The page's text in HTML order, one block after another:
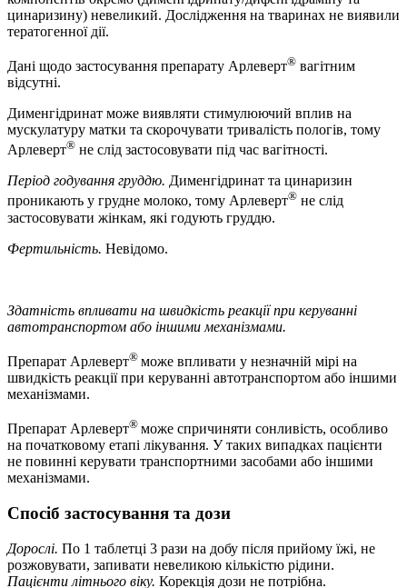
цинаризину) невеликий. Дослідження на тваринах не виявили
тератогенної дії.
Дані щодо застосування препарату Арлеверт® вагітним
відсутні.
Дименгідринат може виявляти стимулюючий вплив на
мускулатуру матки та скорочувати тривалість пологів, тому
Арлеверт® не слід застосовувати під час вагітності.
Період годування груддю. Дименгідринат та цинаризин
проникають у грудне молоко, тому Арлеверт® не слід
застосовувати жінкам, які годують груддю.
Фертильність. Невідомо.
Здатність впливати на швидкість реакції при керуванні
автотранспортом або іншими механізмами.
Препарат Арлеверт® може впливати у незначній мірі на
швидкість реакції при керуванні автотранспортом або іншими
механізмами.
Препарат Арлеверт® може спричиняти сонливість, особливо
на початковому етапі лікування. У таких випадках пацієнти
не повинні керувати транспортними засобами або іншими
механізмами.
Спосіб застосування та дози
Дорослі. По 1 таблетці 3 рази на добу після прийому їжі, не
розжовувати, запивати невеликою кількістю рідини.
Пацієнти літнього віку. Корекція дози не потрібна.